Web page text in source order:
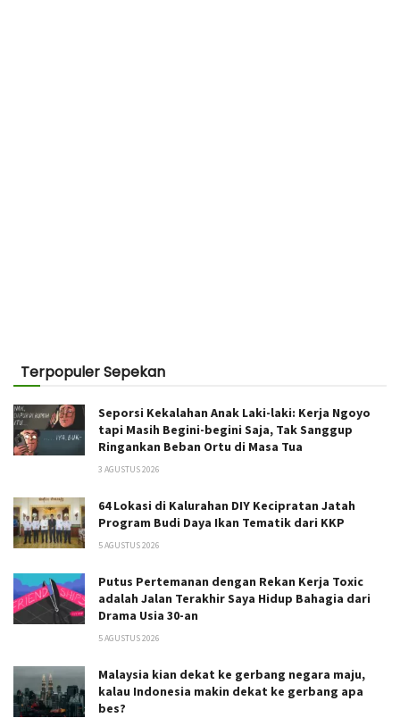
Terpopuler Sepekan
Seporsi Kekalahan Anak Laki-laki: Kerja Ngoyo
tapi Masih Begini-begini Saja, Tak Sanggup
Ringankan Beban Ortu di Masa Tua
3 AGUSTUS 2026
64 Lokasi di Kalurahan DIY Kecipratan Jatah
Program Budi Daya Ikan Tematik dari KKP
5 AGUSTUS 2026
Putus Pertemanan dengan Rekan Kerja Toxic
adalah Jalan Terakhir Saya Hidup Bahagia dari
Drama Usia 30-an
5 AGUSTUS 2026
Malaysia kian dekat ke gerbang negara maju,
kalau Indonesia makin dekat ke gerbang apa
bes?